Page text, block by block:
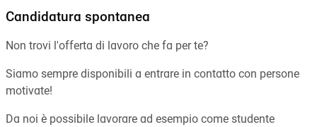
Candidatura spontanea
Non trovi l'offerta di lavoro che fa per te?
Siamo sempre disponibili a entrare in contatto con persone
motivate!
Da noi è possibile lavorare ad esempio come studente